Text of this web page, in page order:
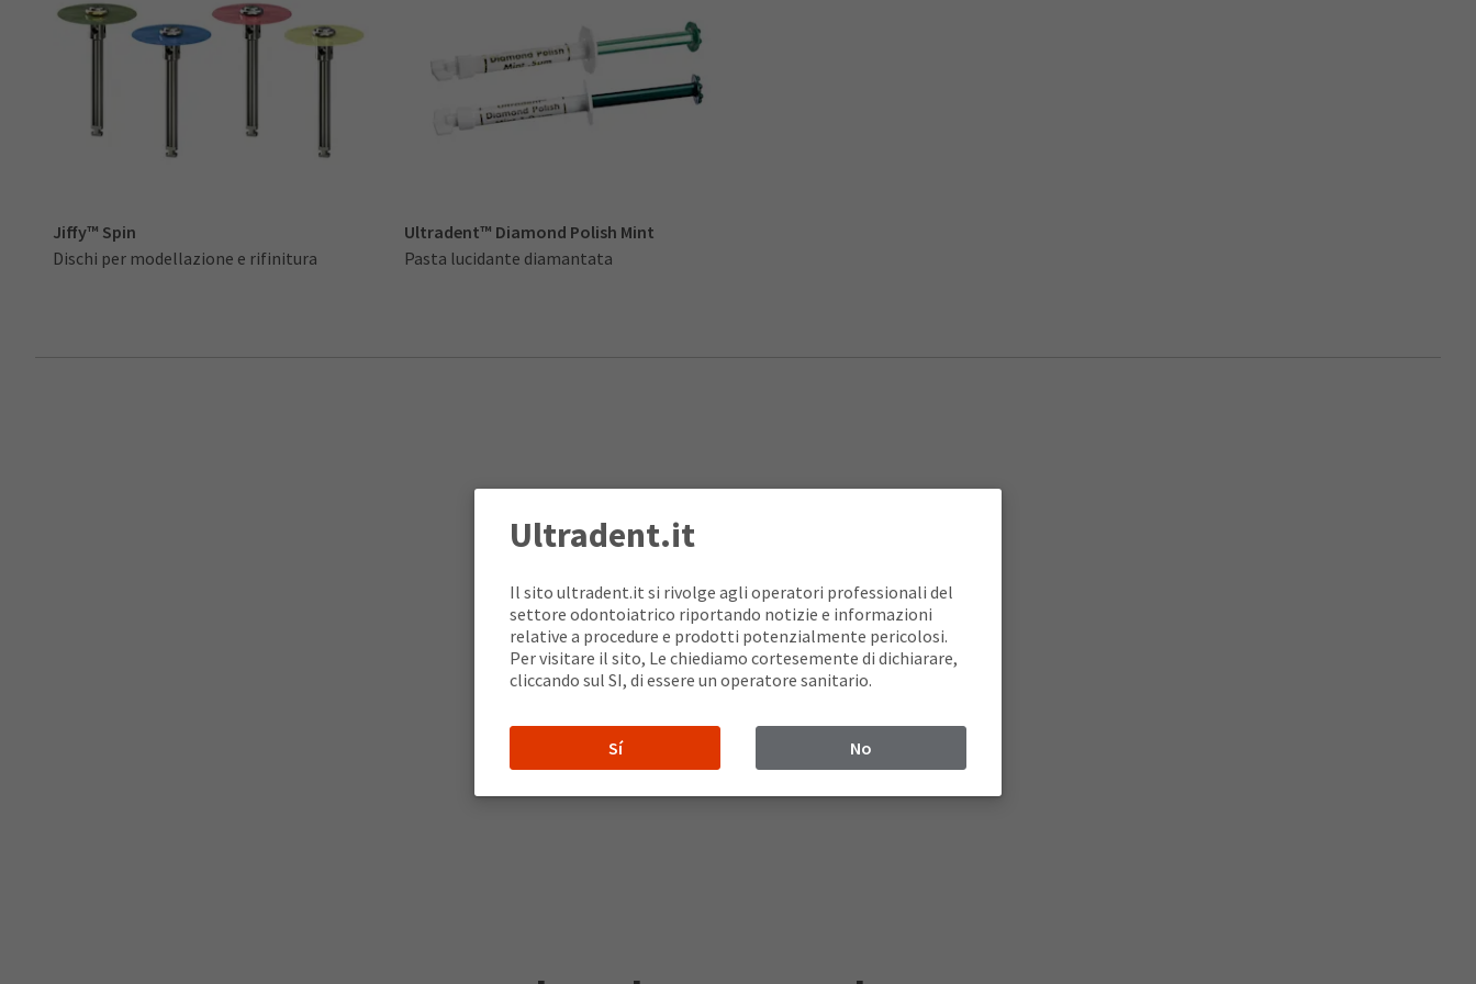
Jiffy™ Spin
Dischi per modellazione e rifinitura
Ultradent™ Diamond Polish Mint
Pasta lucidante diamantata
Ultradent.it
Il sito ultradent.it si rivolge agli operatori professionali del
settore odontoiatrico riportando notizie e informazioni
relative a procedure e prodotti potenzialmente pericolosi.
Per visitare il sito, Le chiediamo cortesemente di dichiarare,
cliccando sul SI, di essere un operatore sanitario.
Sí No